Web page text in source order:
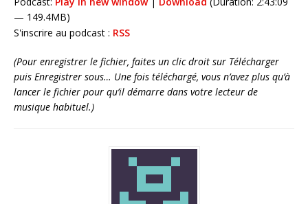
— 149.4MB)
S'inscrire au podcast : RSS
(Pour enregistrer le fichier, faites un clic droit sur Télécharger
puis Enregistrer sous… Une fois téléchargé, vous n’avez plus qu’à
lancer le fichier pour qu’il démarre dans votre lecteur de
musique habituel.)